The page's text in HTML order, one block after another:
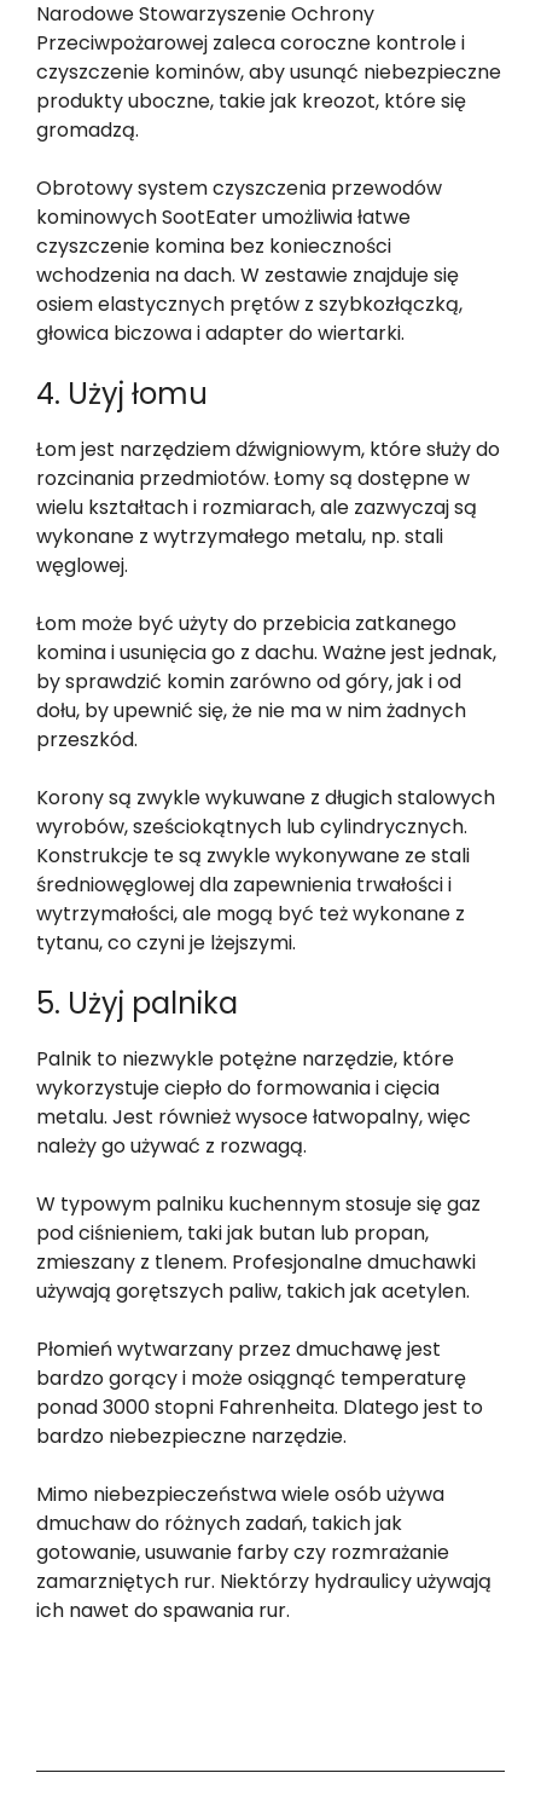
Narodowe Stowarzyszenie Ochrony
Przeciwpożarowej zaleca coroczne kontrole i
czyszczenie kominów, aby usunąć niebezpieczne
produkty uboczne, takie jak kreozot, które się
gromadzą.
Obrotowy system czyszczenia przewodów
kominowych SootEater umożliwia łatwe
czyszczenie komina bez konieczności
wchodzenia na dach. W zestawie znajduje się
osiem elastycznych prętów z szybkozłączką,
głowica biczowa i adapter do wiertarki.
4. Użyj łomu
Łom jest narzędziem dźwigniowym, które służy do
rozcinania przedmiotów. Łomy są dostępne w
wielu kształtach i rozmiarach, ale zazwyczaj są
wykonane z wytrzymałego metalu, np. stali
węglowej.
Łom może być użyty do przebicia zatkanego
komina i usunięcia go z dachu. Ważne jest jednak,
by sprawdzić komin zarówno od góry, jak i od
dołu, by upewnić się, że nie ma w nim żadnych
przeszkód.
Korony są zwykle wykuwane z długich stalowych
wyrobów, sześciokątnych lub cylindrycznych.
Konstrukcje te są zwykle wykonywane ze stali
średniowęglowej dla zapewnienia trwałości i
wytrzymałości, ale mogą być też wykonane z
tytanu, co czyni je lżejszymi.
5. Użyj palnika
Palnik to niezwykle potężne narzędzie, które
wykorzystuje ciepło do formowania i cięcia
metalu. Jest również wysoce łatwopalny, więc
należy go używać z rozwagą.
W typowym palniku kuchennym stosuje się gaz
pod ciśnieniem, taki jak butan lub propan,
zmieszany z tlenem. Profesjonalne dmuchawki
używają gorętszych paliw, takich jak acetylen.
Płomień wytwarzany przez dmuchawę jest
bardzo gorący i może osiągnąć temperaturę
ponad 3000 stopni Fahrenheita. Dlatego jest to
bardzo niebezpieczne narzędzie.
Mimo niebezpieczeństwa wiele osób używa
dmuchaw do różnych zadań, takich jak
gotowanie, usuwanie farby czy rozmrażanie
zamarzniętych rur. Niektórzy hydraulicy używają
ich nawet do spawania rur.